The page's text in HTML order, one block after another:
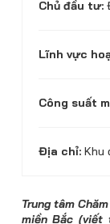
Chủ đầu tư:
Lĩnh vực
Công suất
Địa chỉ: Khu
Trung tâm
miền Bắc (viết